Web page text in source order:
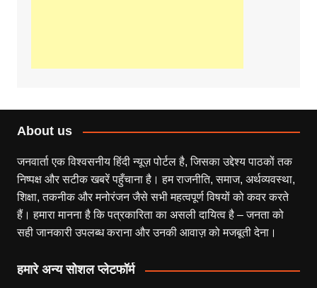
About us
जनवार्ता एक विश्वसनीय हिंदी न्यूज़ पोर्टल है, जिसका उद्देश्य पाठकों तक
निष्पक्ष और सटीक खबरें पहुँचाना है। हम राजनीति, समाज, अर्थव्यवस्था,
शिक्षा, तकनीक और मनोरंजन जैसे सभी महत्वपूर्ण विषयों को कवर करते
हैं। हमारा मानना है कि पत्रकारिता का असली दायित्व है – जनता को
सही जानकारी उपलब्ध कराना और उनकी आवाज़ को मजबूती देना।
हमारे अन्य सोशल प्लेटफॉर्म